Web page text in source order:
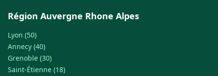
Région Auvergne Rhone Alpes
Lyon (50)
Annecy (40)
Grenoble (30)
Saint-Étienne (18)